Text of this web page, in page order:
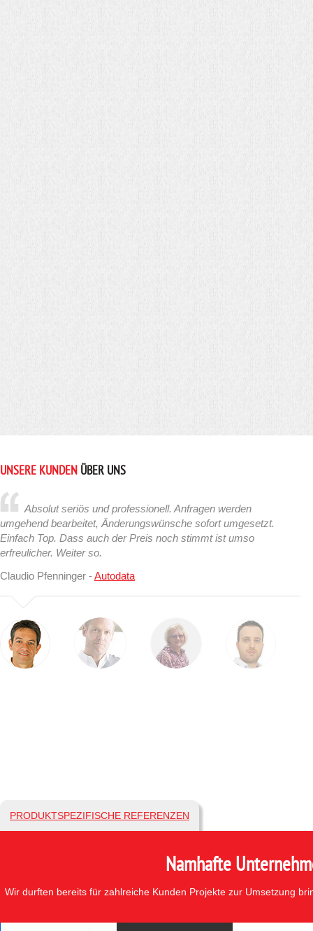
UNSERE KUNDEN ÜBER UNS
Absolut seriös und professionell. Anfragen werden
umgehend bearbeitet, Änderungswünsche sofort umgesetzt.
Einfach Top. Dass auch der Preis noch stimmt ist umso
erfreulicher. Weiter so.
Claudio Pfenninger -Autodata
PRODUKTSPEZIFISCHE REFERENZEN
Namhafte
Wir durften bereits für zahlreiche Kunden Projekte zur Umsetzung